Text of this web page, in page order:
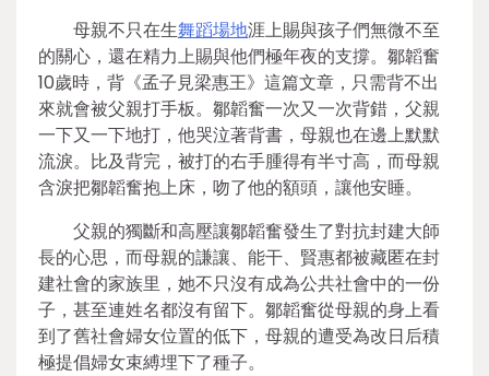
母親不只在生舞蹈場地涯上賜與孩子們無微不至
的關心，還在精力上賜與他們極年夜的支撐。鄒韜奮
10歲時，背《孟子見梁惠王》這篇文章，只需背不出
來就會被父親打手板。鄒韜奮一次又一次背錯，父親
一下又一下地打，他哭泣著背書，母親也在邊上默默
流淚。比及背完，被打的右手腫得有半寸高，而母親
含淚把鄒韜奮抱上床，吻了他的額頭，讓他安睡。
父親的獨斷和高壓讓鄒韜奮發生了對抗封建大師
長的心思，而母親的謙讓、能干、賢惠都被藏匿在封
建社會的家族里，她不只沒有成為公共社會中的一份
子，甚至連姓名都沒有留下。鄒韜奮從母親的身上看
到了舊社會婦女位置的低下，母親的遭受為改日后積
極提倡婦女束縛埋下了種子。